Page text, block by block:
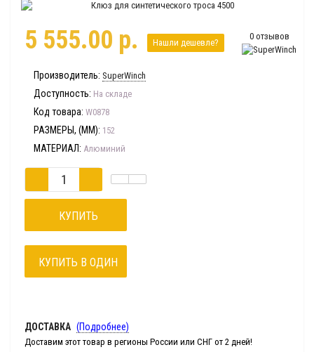
0 отзывов
5 555.00 р. Нашли дешевле?
Производитель: SuperWinch
Доступность: На складе
Код товара: W0878
РАЗМЕРЫ, (ММ): 152
МАТЕРИАЛ: Алюминий
КУПИТЬ
КУПИТЬ В ОДИН
ДОСТАВКА (Подробнее)
Доставим этот товар в регионы России или СНГ от 2 дней!